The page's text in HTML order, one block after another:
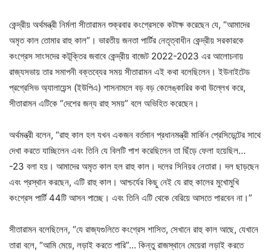
কেন্দ্রীয় অর্থমন্ত্রী নির্মলা সীতারামন শুক্রবার কংগ্রেসকে কটাক্ষ করেছেন যে, “আমাদের
অমৃত কাল তোমার রাহু কাল”। ভারতীয় জনতা পার্টির নেতৃত্বাধীন কেন্দ্রীয় সরকারকে
কংগ্রেস সাংসদের কটূক্তির জবাবে কেন্দ্রীয় বাজেট 2022-2023 এর আলোচনায়
রাজ্যসভায় তার সমাপনী বক্তব্যের সময় সীতারামন এই কথা বলেছিলেন। ইউনাইটেড
প্রগ্রেসিভ অ্যালায়েন্স (ইউপিএ) শাসনামলে বড় বড় কেলেঙ্কারির কথা উল্লেখ করে,
সীতারামন এটিকে “দেশের জন্য রাহু সময়” বলে অভিহিত করেছেন।
অর্থমন্ত্রী বলেন, “রাহু কাল হল যখন একজন বর্তমান প্রধানমন্ত্রী মার্কিন প্রেসিডেন্টের সাথে
দেখা করতে যাচ্ছিলেন এবং তিনি যে বিলটি পাশ করেছিলেন তা ছিঁড়ে ফেলা হয়েছিল…
-23 বলা হয়। আমাদের অমৃত কাল হল রাহু কাল। দলের সিনিয়র নেতারা। দল ছাড়ছেন
এবং প্রস্থান করছেন, এটি রাহু কাল। আশ্চর্যের কিছু নেই যে রাহু কালের মুখোমুখি
কংগ্রেস পার্টি 44টি আসন পাচ্ছে। এবং তিনি এটি থেকে বেরিয়ে আসতে পারবেন না।”
সীতারামন বলেছিলেন, “যে রাজ্যগুলিতে কংগ্রেস শাসিত, সেখানে রাহু কাল আছে, যেখানে
তারা বলে, “আমি মেয়ে, লড়াই করতে পারি”… কিন্তু রাজস্থানে মেয়েরা লড়াই করতে